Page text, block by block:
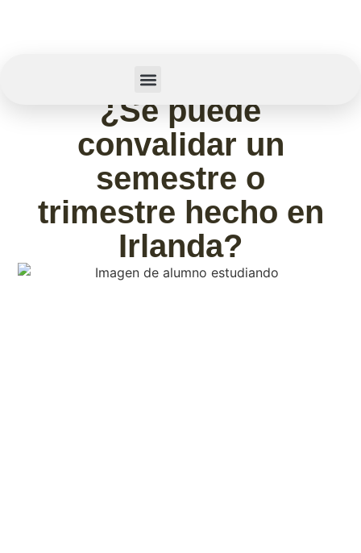
febrero 11, 2026
¿Se puede
convalidar un
semestre o
trimestre hecho en
Irlanda?